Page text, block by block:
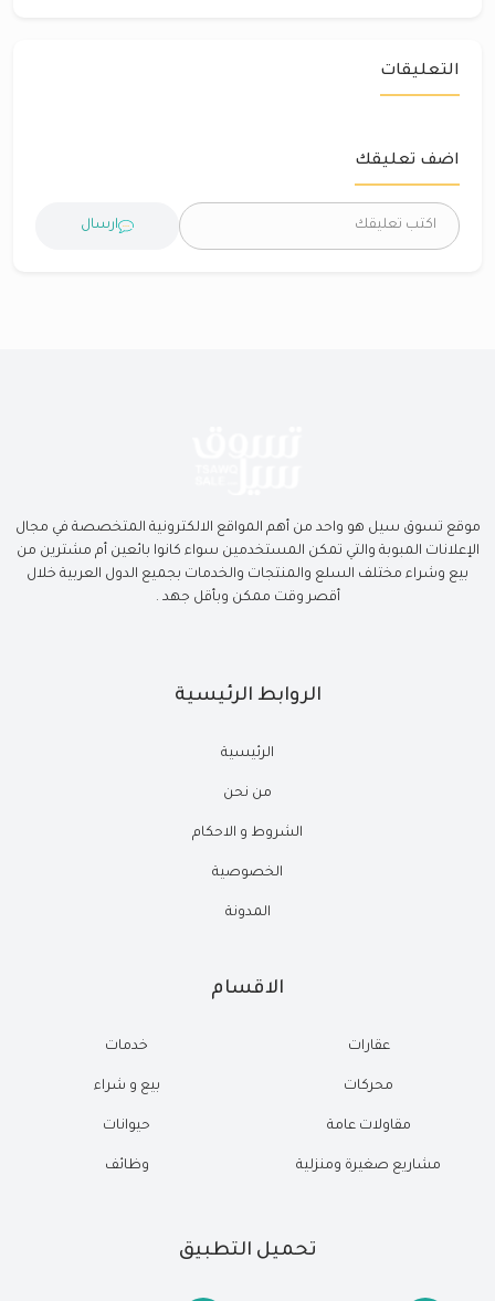
التعليقات
اضف تعليقك
ارسال
موقع تسوق سيل هو واحد من أهم المواقع الالكترونية المتخصصة في مجال
الإعلانات المبوبة والتي تمكن المستخدمين سواء كانوا بائعين أم مشترين من
بيع وشراء مختلف السلع والمنتجات والخدمات بجميع الدول العربية خلال
أقصر وقت ممكن وبأقل جهد .
الروابط الرئيسية
الرئيسية
من نحن
الشروط و الاحكام
الخصوصية
المدونة
الاقسام
عقارات
محركات
مقاولات عامة
مشاريع صغيرة ومنزلية
خدمات
بيع و شراء
حيوانات
وظائف
تحميل التطبيق